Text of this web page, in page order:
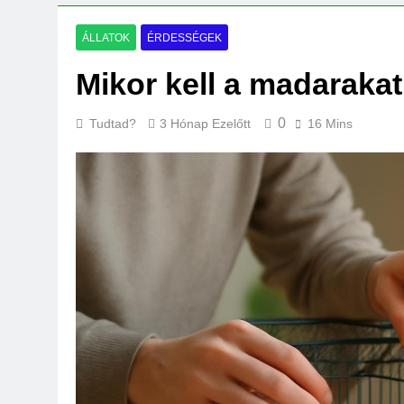
Miért fáj a váll?
ÁLLATOK ÉRDESSÉGEK
Mikor kell a
Tudtad? 3 Hónap Ezelőtt 0 16 Mins